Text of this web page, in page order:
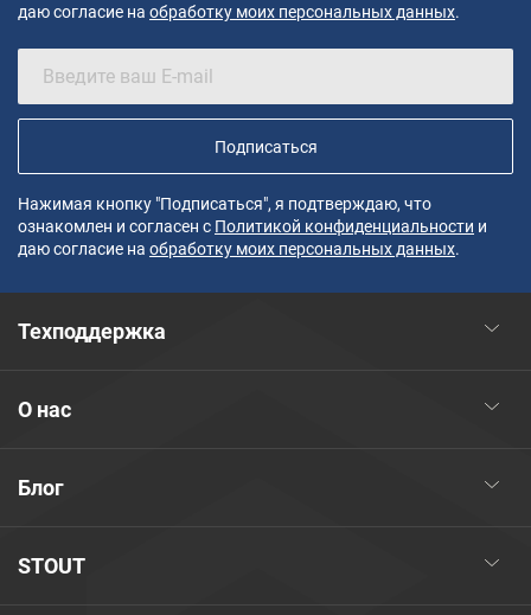
даю согласие на обработку моих персональных данных.
Подписаться
Нажимая кнопку "Подписаться", я подтверждаю, что
ознакомлен и согласен с Политикой конфиденциальности и
даю согласие на обработку моих персональных данных.
STOUT
Блог
О нас
Техподдержка